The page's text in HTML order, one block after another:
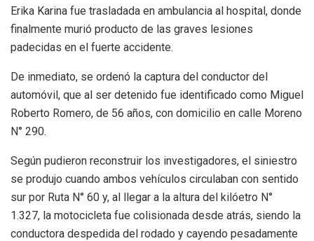
Erika Karina fue trasladada en ambulancia al hospital, donde
finalmente murió producto de las graves lesiones
padecidas en el fuerte accidente.
De inmediato, se ordenó la captura del conductor del
automóvil, que al ser detenido fue identificado como Miguel
Roberto Romero, de 56 años, con domicilio en calle Moreno
N° 290.
Según pudieron reconstruir los investigadores, el siniestro
se produjo cuando ambos vehículos circulaban con sentido
sur por Ruta N° 60 y, al llegar a la altura del kilóetro N°
1.327, la motocicleta fue colisionada desde atrás, siendo la
conductora despedida del rodado y cayendo pesadamente